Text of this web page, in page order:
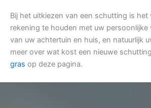
Bij het uitkiezen van een schutting is het
rekening te houden met uw persoonlijke
van uw achtertuin en huis, en natuurlijk
meer over wat kost een nieuwe
gras op deze pagina.